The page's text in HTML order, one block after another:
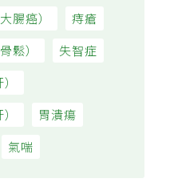
腸癌）
痔瘡
鬆）
失智症
胃潰瘍
氣喘